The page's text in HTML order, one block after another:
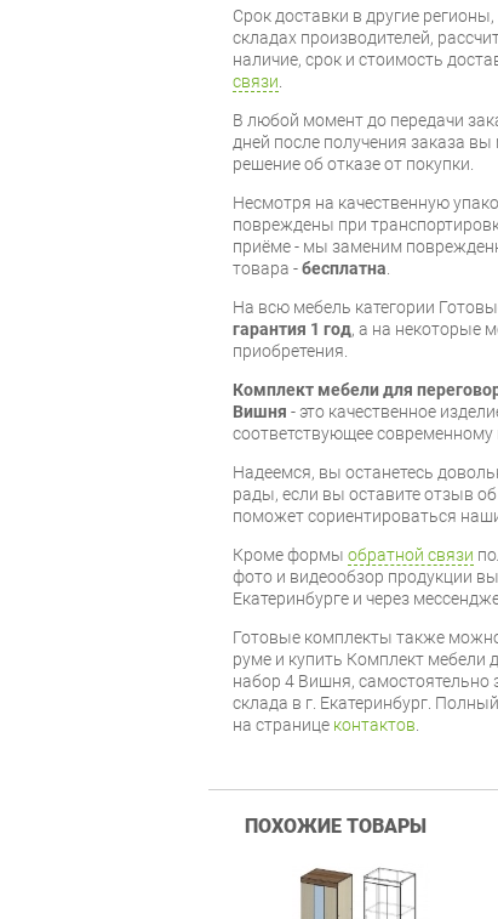
Срок доставки в другие
складах производителей,
наличие, срок и стоимость
связи.
В любой момент до передачи
дней после получения заказа
решение об отказе от покупки.
Несмотря на качественную
повреждены при
приёме - мы заменим
товара -бесплатна.
На всю мебель категории
гарантия 1 год, а на некоторые
приобретения.
Комплект мебели для
Вишня - это качественное
соответствующее современному
Надеемся, вы останетесь
рады, если вы оставите отзыв
поможет сориентироваться
Кроме формы обратной связи
фото и видеообзор продукции
Екатеринбурге и через
Готовые комплекты также
руме и купить Комплект мебели
набор 4 Вишня, самостоятельно
склада в г. Екатеринбург.
на странице контактов.
ПОХОЖИЕ ТОВАРЫ